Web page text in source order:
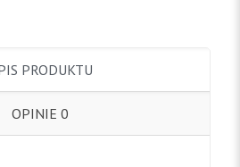
PRODUKTU
OPINIE 0